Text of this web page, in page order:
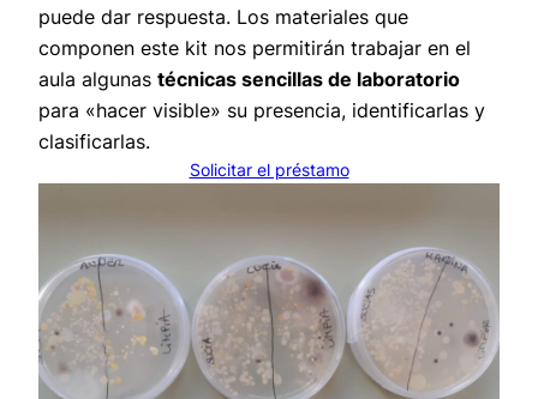
puede dar respuesta. Los materiales que
componen este kit nos permitirán trabajar en el
aula algunas técnicas sencillas de laboratorio
para «hacer visible» su presencia, identificarlas y
clasificarlas.
Solicitar el préstamo